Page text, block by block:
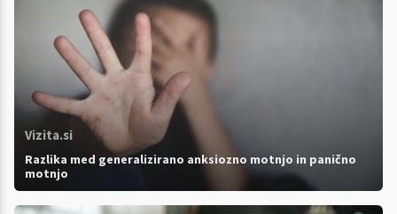
Vizita.si
Razlika med generalizirano anksiozno motnjo in panično
motnjo